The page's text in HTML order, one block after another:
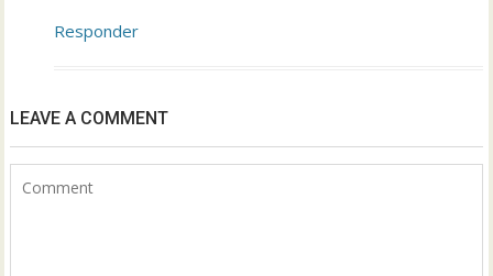
Responder
LEAVE A COMMENT